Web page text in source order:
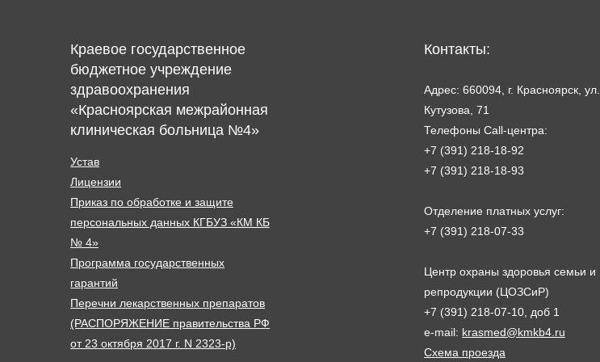
Краевое государственное
бюджетное учреждение
здравоохранения
«Красноярская межрайонная
клиническая больница №4»
Устав
Лицензии
Приказ по обработке и защите
персональных данных КГБУЗ «КМ КБ
№ 4»
Программа государственных
гарантий
Перечни лекарственных препаратов
(РАСПОРЯЖЕНИЕ правительства РФ
от 23 октября 2017 г. N 2323-р)
Контакты:
Адрес: 660094, г. Красноярск, ул.
Кутузова, 71
Телефоны Call-центра:
+7 (391) 218-18-92
+7 (391) 218-18-93
Отделение платных услуг:
+7 (391) 218-07-33
Центр охраны здоровья семьи и
репродукции (ЦОЗСиР)
+7 (391) 218-07-10, доб 1
e-mail: krasmed@kmkb4.ru
Схема проезда